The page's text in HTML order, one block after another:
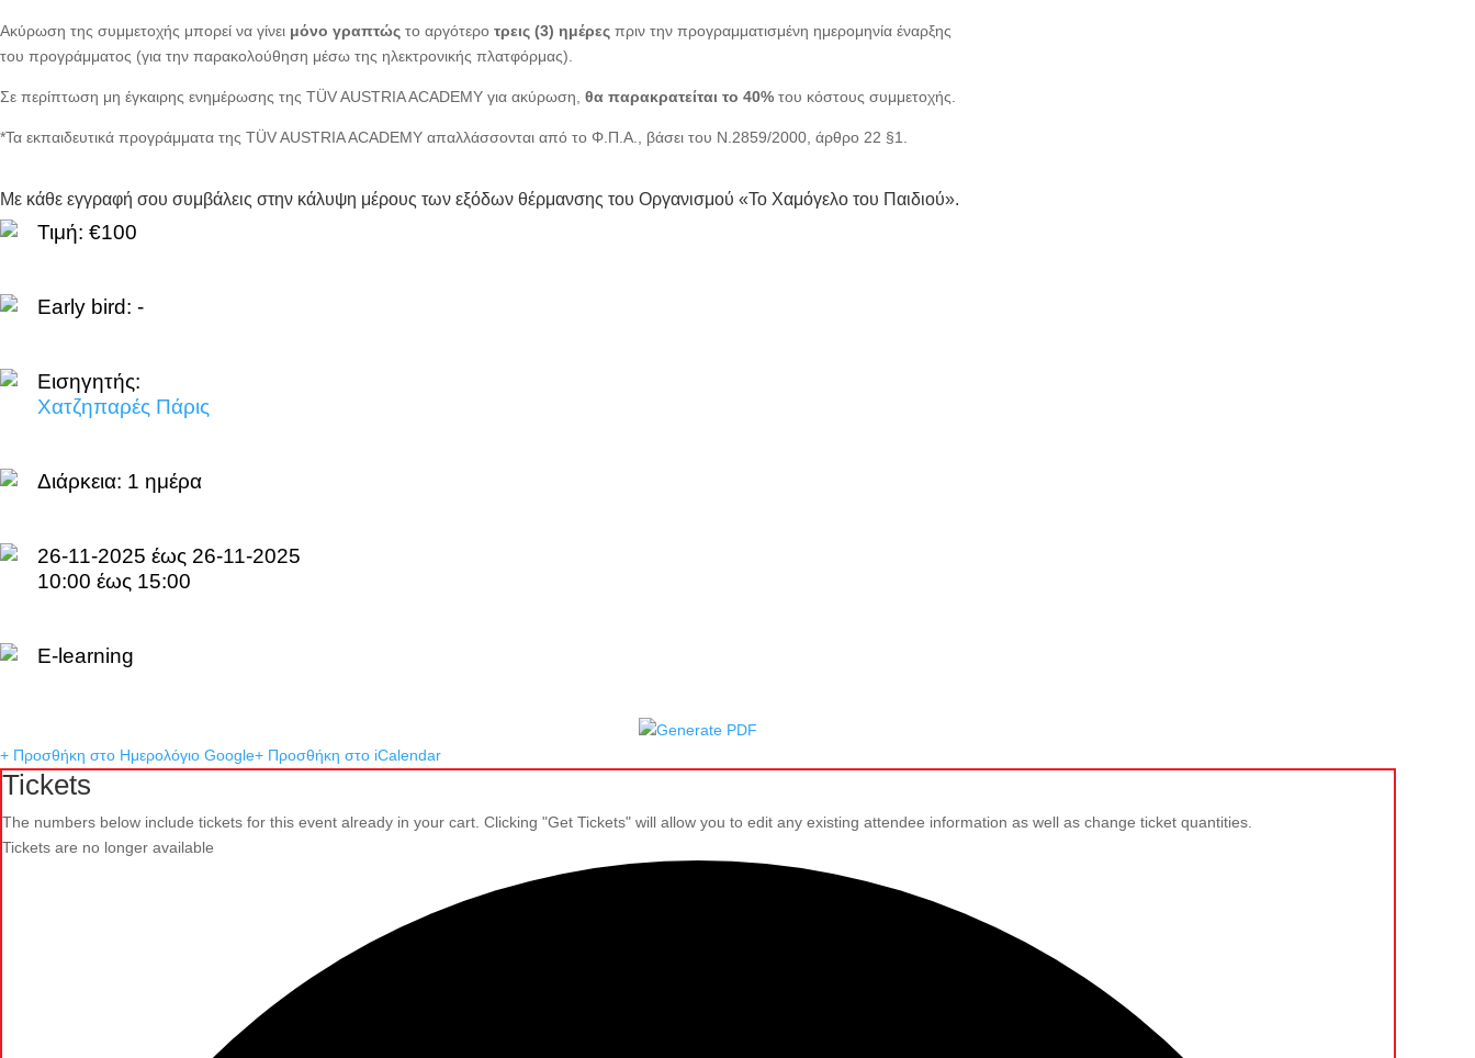
Ακύρωση της συμμετοχής μπορεί να γίνει μόνο γραπτώς το αργότερο τρεις (3) ημέρες πριν την προγραμματισμένη ημερομηνία έναρξης
του προγράμματος (για την παρακολούθηση μέσω της ηλεκτρονικής πλατφόρμας).
Σε περίπτωση μη έγκαιρης ενημέρωσης της TÜV AUSTRIA ACADEMY για ακύρωση, θα παρακρατείται το 40% του κόστους συμμετοχής.
*Τα εκπαιδευτικά προγράμματα της TÜV AUSTRIA ACADEMY απαλλάσσονται από το Φ.Π.Α., βάσει του Ν.2859/2000, άρθρο 22 §1.
Με κάθε εγγραφή σου συμβάλεις στην κάλυψη μέρους των εξόδων θέρμανσης του Οργανισμού «Το Χαμόγελο του Παιδιού».
Τιμή: €100
Early bird: -
Εισηγητής:
Χατζηπαρές Πάρις
Διάρκεια: 1 ημέρα
26-11-2025 έως 26-11-2025
10:00 έως 15:00
E-learning
+ Προσθήκη στο Ημερολόγιο Google+ Προσθήκη στο iCalendar
Tickets
The numbers below include tickets for this event already in your cart. Clicking "Get Tickets" will allow you to edit any existing attendee information as well as change ticket quantities.
Tickets are no longer available